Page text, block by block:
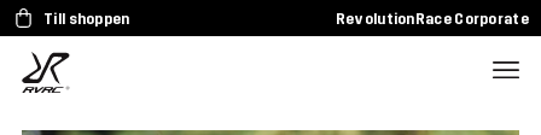
Till shoppen RevolutionRace Corporate